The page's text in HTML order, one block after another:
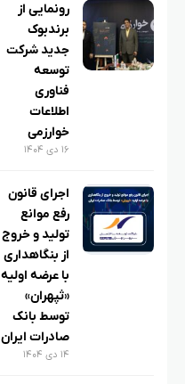
رونمایی از
برندبوک
جدید شرکت
توسعه
فناوری
اطلاعات
خوارزمی
۱۶ دی ۱۴۰۴
اجرای قانون
رفع موانع
تولید و خروج
از بنگاهداری
با عرضه اولیه
«ثپهران»
توسط بانک
صادرات ایران
۱۴ دی ۱۴۰۴